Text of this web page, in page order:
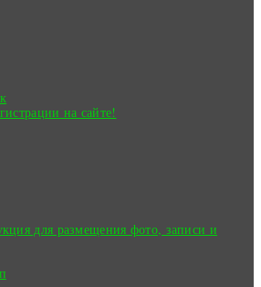
на сайте!
для размещения фото, записи и